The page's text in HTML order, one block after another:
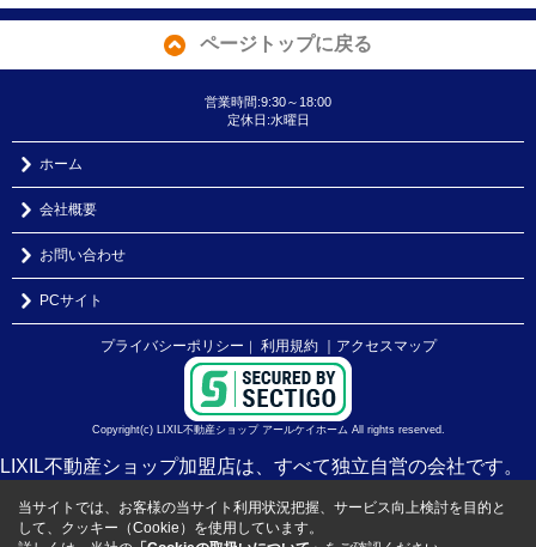
ページトップに戻る
営業時間:9:30～18:00
定休日:水曜日
ホーム
会社概要
お問い合わせ
PCサイト
プライバシーポリシー ｜ 利用規約 ｜アクセスマップ
Copyright(c) LIXIL不動産ショップ アールケイホーム All rights reserved.
LIXIL不動産ショップ加盟店は、すべて独立自営の会社です。
当サイトでは、お客様の当サイト利用状況把握、サービス向上検討を目的と
して、クッキー（Cookie）を使用しています。